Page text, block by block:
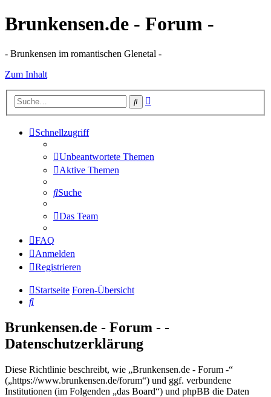
Brunkensen.de - Forum -
- Brunkensen im romantischen Glenetal -
Zum Inhalt
Suche
Schnellzugriff
Unbeantwortete Themen
Aktive Themen
Suche
Das Team
FAQ
Anmelden
Registrieren
Startseite Foren-Übersicht
Suche
Brunkensen.de - Forum - -
Datenschutzerklärung
Diese Richtlinie beschreibt, wie „Brunkensen.de - Forum -“
(„https://www.brunkensen.de/forum“) und ggf. verbundene
Institutionen (im Folgenden „das Board“) und phpBB die Daten